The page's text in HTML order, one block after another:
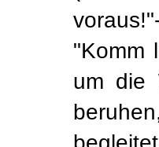
"Komm
um die